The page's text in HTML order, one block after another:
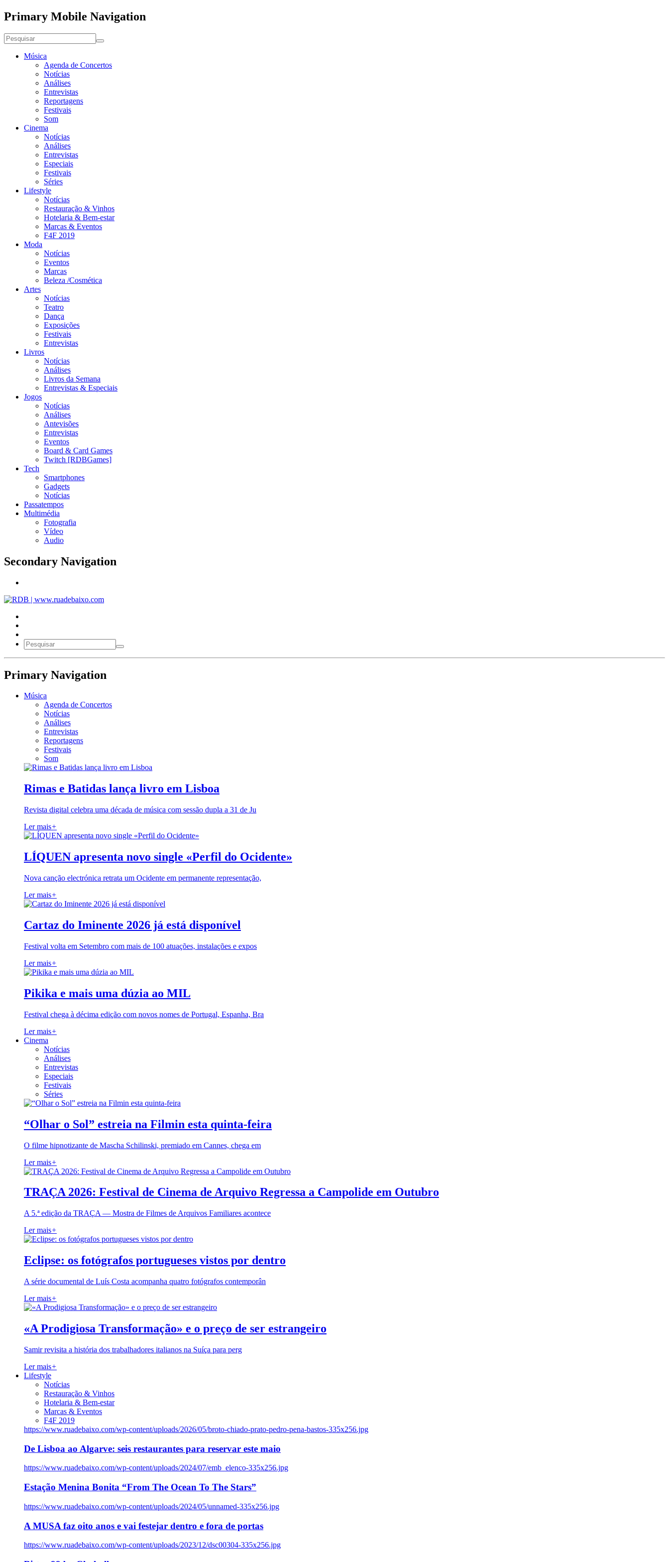
Primary Mobile Navigation
Música
Agenda de Concertos
Notícias
Análises
Entrevistas
Reportagens
Festivais
Som
Cinema
Notícias
Análises
Entrevistas
Especiais
Festivais
Séries
Lifestyle
Notícias
Restauração & Vinhos
Hotelaria & Bem-estar
Marcas & Eventos
F4F 2019
Moda
Notícias
Eventos
Marcas
Beleza /Cosmética
Artes
Notícias
Teatro
Dança
Exposições
Festivais
Entrevistas
Livros
Notícias
Análises
Livros da Semana
Entrevistas & Especiais
Jogos
Notícias
Análises
Antevisões
Entrevistas
Eventos
Board & Card Games
Twitch [RDBGames]
Tech
Smartphones
Gadgets
Notícias
Passatempos
Multimédia
Fotografia
Vídeo
Audio
Secondary Navigation
Primary Navigation
Música
Agenda de Concertos
Notícias
Análises
Entrevistas
Reportagens
Festivais
Som
Rimas e Batidas lança livro em Lisboa
Revista digital celebra uma década de música com sessão dupla a 31 de Ju
Ler mais+
LÍQUEN apresenta novo single «Perfil do Ocidente»
Nova canção electrónica retrata um Ocidente em permanente representação,
Ler mais+
Cartaz do Iminente 2026 já está disponível
Festival volta em Setembro com mais de 100 atuações, instalações e expos
Ler mais+
Pikika e mais uma dúzia ao MIL
Festival chega à décima edição com novos nomes de Portugal, Espanha, Bra
Ler mais+
Cinema
Notícias
Análises
Entrevistas
Especiais
Festivais
Séries
“Olhar o Sol” estreia na Filmin esta quinta-feira
O filme hipnotizante de Mascha Schilinski, premiado em Cannes, chega em
Ler mais+
TRAÇA 2026: Festival de Cinema de Arquivo Regressa a Campolide em Outubro
A 5.ª edição da TRAÇA — Mostra de Filmes de Arquivos Familiares acontece
Ler mais+
Eclipse: os fotógrafos portugueses vistos por dentro
A série documental de Luís Costa acompanha quatro fotógrafos contemporân
Ler mais+
«A Prodigiosa Transformação» e o preço de ser estrangeiro
Samir revisita a história dos trabalhadores italianos na Suíça para perg
Ler mais+
Lifestyle
Notícias
Restauração & Vinhos
Hotelaria & Bem-estar
Marcas & Eventos
F4F 2019
https://www.ruadebaixo.com/wp-content/uploads/2026/05/broto-chiado-prato-pedro-pena-bastos-335x256.jpg
De Lisboa ao Algarve: seis restaurantes para reservar este maio
https://www.ruadebaixo.com/wp-content/uploads/2024/07/emb_elenco-335x256.jpg
Estação Menina Bonita “From The Ocean To The Stars”
https://www.ruadebaixo.com/wp-content/uploads/2024/05/unnamed-335x256.jpg
A MUSA faz oito anos e vai festejar dentro e fora de portas
https://www.ruadebaixo.com/wp-content/uploads/2023/12/dsc00304-335x256.jpg